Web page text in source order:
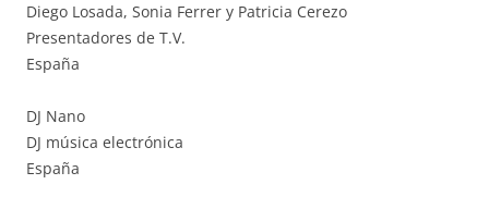
Diego Losada, Sonia Ferrer y Patricia Cerezo
Presentadores de T.V.
España
DJ Nano
DJ música electrónica
España